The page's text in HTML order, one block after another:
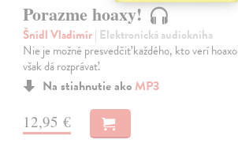
Porazme hoaxy!
Šnídl Vladimír| Elektronická audiokniha
Nie je možné presvedčiť každého, kto verí
však dá rozprávať.
Na stiahnutie ako MP3
12,95 €